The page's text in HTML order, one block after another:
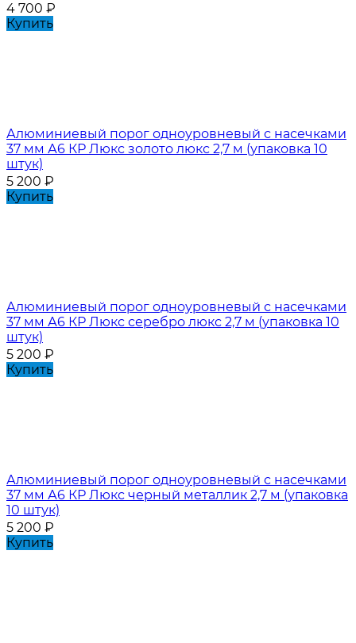
4 700 ₽
Купить
Алюминиевый порог одноуровневый с насечками
37 мм А6 КР Люкс золото люкс 2,7 м (упаковка 10
штук)
5 200 ₽
Купить
Алюминиевый порог одноуровневый с насечками
37 мм А6 КР Люкс серебро люкс 2,7 м (упаковка 10
штук)
5 200 ₽
Купить
Алюминиевый порог одноуровневый с насечками
37 мм А6 КР Люкс черный металлик 2,7 м (упаковка
10 штук)
5 200 ₽
Купить